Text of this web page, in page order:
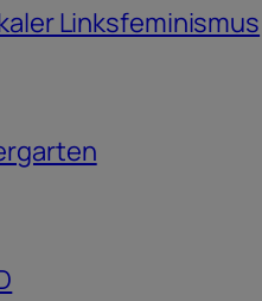
Linksfeminismus